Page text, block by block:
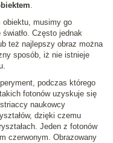
.
obiektu, musimy go
Często jednak
też najlepszy obraz można
sposób, iż nie istnieje
podczas którego
fotonów uzyskuje się
naukowcy
dzięki czemu
Jeden z fotonów
czerwonym. Obrazowany